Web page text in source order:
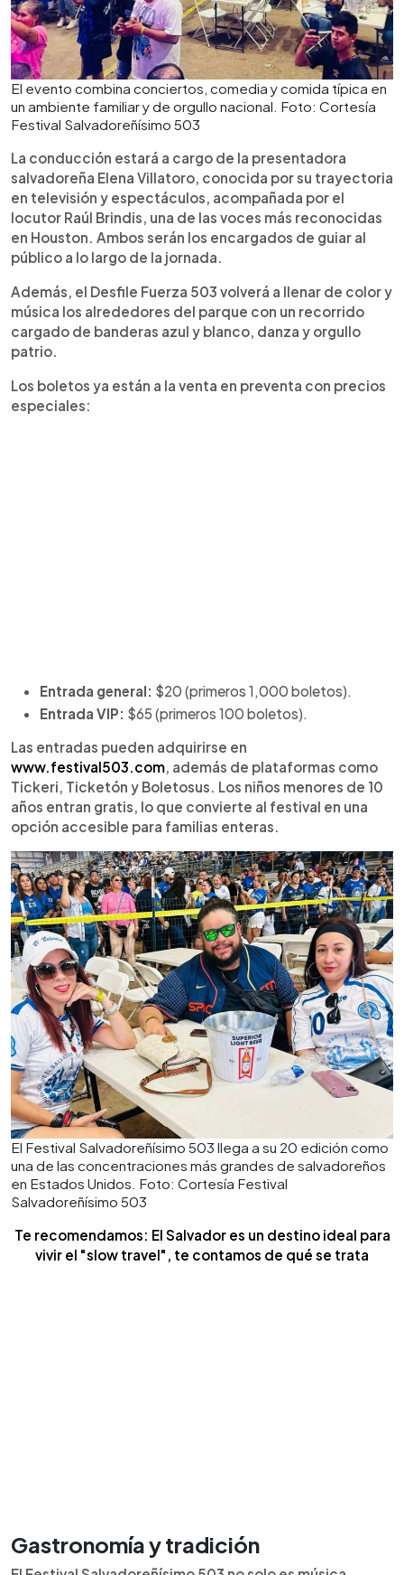
El evento combina conciertos, comedia y comida típica en
un ambiente familiar y de orgullo nacional. Foto: Cortesía
Festival Salvadoreñísimo 503
La conducción estará a cargo de la presentadora
salvadoreña Elena Villatoro, conocida por su trayectoria
en televisión y espectáculos, acompañada por el
locutor Raúl Brindis, una de las voces más reconocidas
en Houston. Ambos serán los encargados de guiar al
público a lo largo de la jornada.
Además, el Desfile Fuerza 503 volverá a llenar de color y
música los alrededores del parque con un recorrido
cargado de banderas azul y blanco, danza y orgullo
patrio.
Los boletos ya están a la venta en preventa con precios
especiales:
Entrada general: $20 (primeros 1,000 boletos).
Entrada VIP: $65 (primeros 100 boletos).
Las entradas pueden adquirirse en
www.festival503.com , además de plataformas como
Tickeri, Ticketón y Boletosus. Los niños menores de 10
años entran gratis, lo que convierte al festival en una
opción accesible para familias enteras.
El Festival Salvadoreñísimo 503 llega a su 20 edición como
una de las concentraciones más grandes de salvadoreños
en Estados Unidos. Foto: Cortesía Festival
Salvadoreñísimo 503
Te recomendamos: El Salvador es un destino ideal para
vivir el "slow travel", te contamos de qué se trata
Gastronomía y tradición